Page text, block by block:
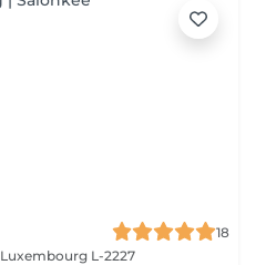
18
Luxembourg L-2227